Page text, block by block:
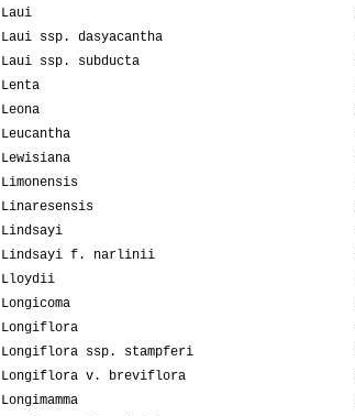
Laui
Laui ssp. dasyacantha
Laui ssp. subducta
Lenta
Leona
Leucantha
Lewisiana
Limonensis
Linaresensis
Lindsayi
Lindsayi f. narlinii
Lloydii
Longicoma
Longiflora
Longiflora ssp. stampferi
Longiflora v. breviflora
Longimamma